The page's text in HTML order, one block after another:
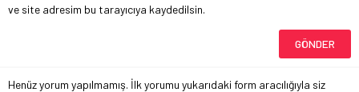
ve site adresim bu tarayıcıya kaydedilsin.
Henüz yorum yapılmamış. İlk yorumu yukarıdaki form aracılığıyla siz